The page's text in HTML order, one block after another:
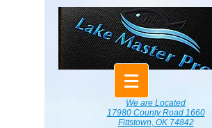
We are Located
17980 County Road 1660
Fittstown, OK 74842